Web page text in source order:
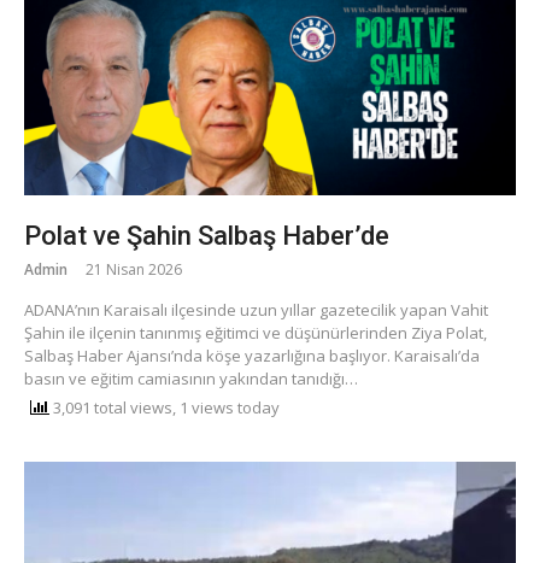
Polat ve Şahin Salbaş Haber’de
Admin 21 Nisan 2026
ADANA’nın Karaisalı ilçesinde uzun yıllar gazetecilik yapan Vahit
Şahin ile ilçenin tanınmış eğitimci ve düşünürlerinden Ziya Polat,
Salbaş Haber Ajansı’nda köşe yazarlığına başlıyor. ​Karaisalı’da
basın ve eğitim camiasının yakından tanıdığı…
3,091 total views, 1 views today